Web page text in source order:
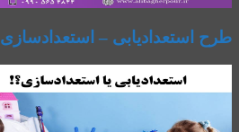
طرح استعدادیابی – استعدادسازی